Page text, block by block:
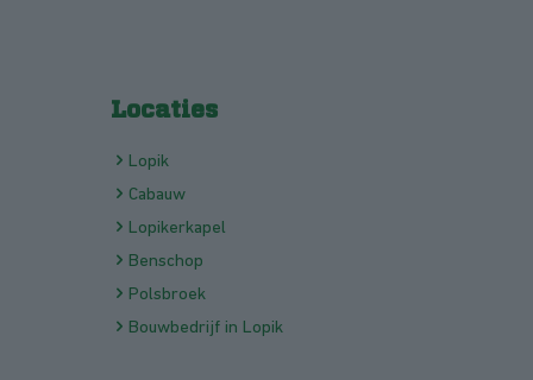
Locaties
Lopik
Cabauw
Lopikerkapel
Benschop
Polsbroek
Bouwbedrijf in Lopik